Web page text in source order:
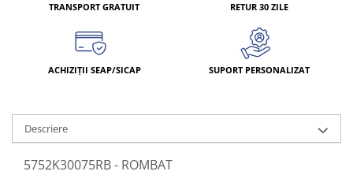
TRANSPORT GRATUIT RETUR 30 ZILE
ACHIZIȚII SEAP/SICAP SUPORT PERSONALIZAT
Descriere
5752K30075RB - ROMBAT